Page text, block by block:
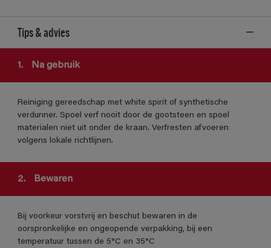
Tips & advies
1. Na gebruik
Reiniging gereedschap met white spirit of synthetische
verdunner. Spoel verf nooit door de gootsteen en spoel
materialen niet uit onder de kraan. Verfresten afvoeren
volgens lokale richtlijnen.
2. Bewaren
Bij voorkeur vorstvrij en beschut bewaren in de
oorspronkelijke en ongeopende verpakking, bij een
temperatuur tussen de 5°C en 35°C